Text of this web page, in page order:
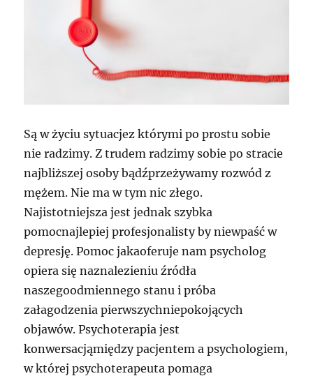
Są w życiu sytuacjez którymi po prostu sobie
nie radzimy. Z trudem radzimy sobie po stracie
najbliższej osoby bądźprzeżywamy rozwód z
mężem. Nie ma w tym nic złego.
Najistotniejsza jest jednak szybka
pomocnajlepiej profesjonalisty by niewpaść w
depresję. Pomoc jakaoferuje nam psycholog
opiera się naznalezieniu źródła
naszegoodmiennego stanu i próba
załagodzenia pierwszychniepokojących
objawów. Psychoterapia jest
konwersacjąmiędzy pacjentem a psychologiem,
w której psychoterapeuta pomaga